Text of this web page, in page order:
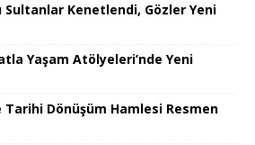
Kenetlendi, Gözler Yeni
Yaşam Atölyeleri’nde Yeni
Dönüşüm Hamlesi Resmen